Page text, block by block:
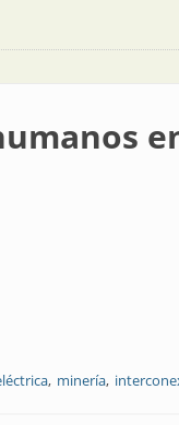
minería